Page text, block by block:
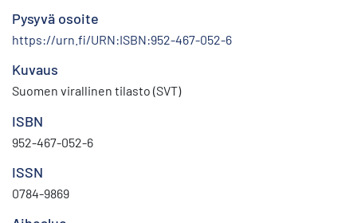
Pysyvä osoite
https://urn.fi/URN:ISBN:952-467-052-6
Kuvaus
Suomen virallinen tilasto (SVT)
ISBN
952-467-052-6
ISSN
0784-9869